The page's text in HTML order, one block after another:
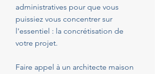
administratives pour que vous
puissiez vous concentrer sur
l'essentiel : la concrétisation de
votre projet.
Faire appel à un architecte maison